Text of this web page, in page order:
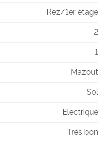
Rez/1er étage
2
1
Mazout
Sol
Electrique
Très bon